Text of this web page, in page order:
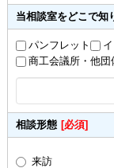
当相談室をどこで知
パンフレット
商工会議所・他団
相談形態 [必須]
来訪